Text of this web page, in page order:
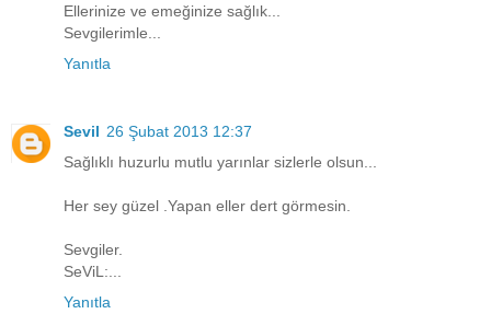
Ellerinize ve emeğinize sağlık...
Sevgilerimle...
Yanıtla
Sevil 26 Şubat 2013 12:37
Sağlıklı huzurlu mutlu yarınlar sizlerle olsun...
Her sey güzel .Yapan eller dert görmesin.
Sevgiler.
SeViL:...
Yanıtla